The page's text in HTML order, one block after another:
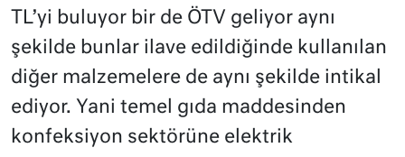
TL’yi buluyor bir de ÖTV geliyor aynı
şekilde bunlar ilave edildiğinde kullanılan
diğer malzemelere de aynı şekilde intikal
ediyor. Yani temel gıda maddesinden
konfeksiyon sektörüne elektrik